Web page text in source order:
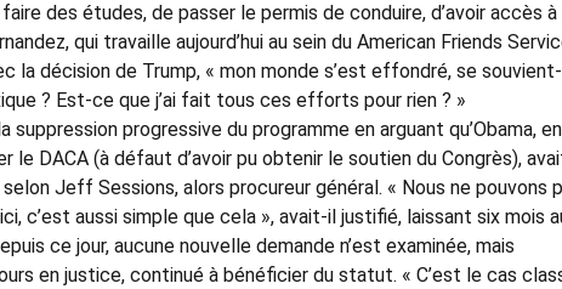
des études, de passer le permis de conduire, d’avoir accès à
qui travaille aujourd’hui au sein du American Friends
la décision de Trump, « mon monde s’est effondré, se
? Est-ce que j’ai fait tous ces efforts pour rien ? »
progressive du programme en arguant qu’Obama, en
DACA (à défaut d’avoir pu obtenir le soutien du Congrès),
Jeff Sessions, alors procureur général. « Nous ne pouvons
c’est aussi simple que cela », avait-il justifié, laissant six mois
ce jour, aucune nouvelle demande n’est examinée, mais
en justice, continué à bénéficier du statut. « C’est le cas